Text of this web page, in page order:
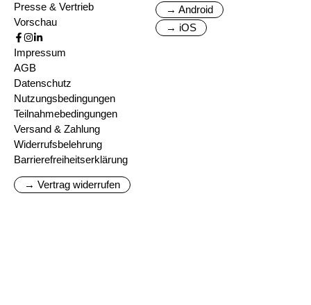
Presse & Vertrieb
Vorschau
→ Android
→ iOS
Impressum
AGB
Datenschutz
Nutzungsbedingungen
Teilnahmebedingungen
Versand & Zahlung
Widerrufsbelehrung
Barrierefreiheitserklärung
→ Vertrag widerrufen